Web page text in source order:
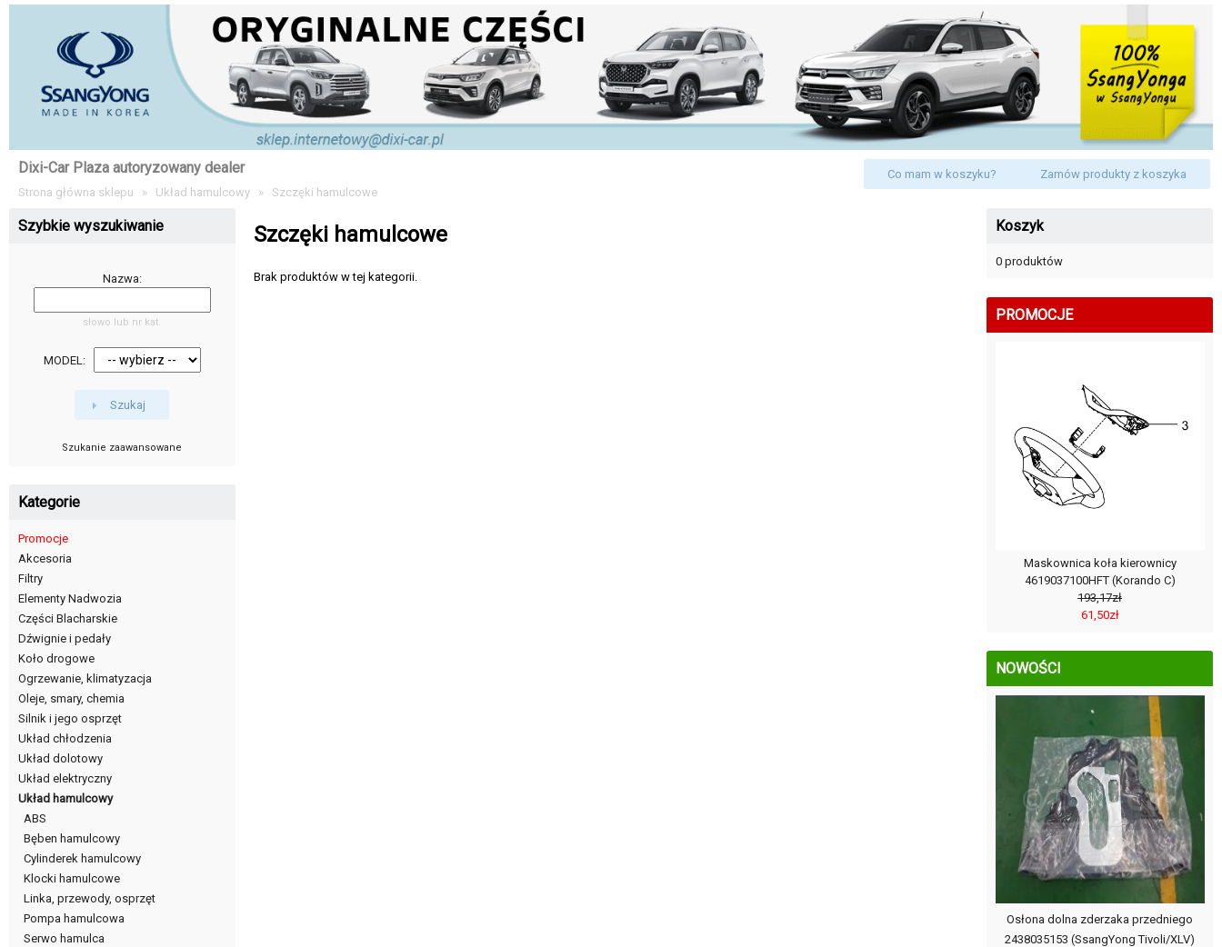
Dixi-Car Plaza autoryzowany dealer
Strona główna sklepu » Układ hamulcowy » Szczęki hamulcowe
Co mam w koszyku? Zamów produkty z koszyka
Szczęki hamulcowe
Brak produktów w tej kategorii.
Szybkie wyszukiwanie
Nazwa:
słowo lub nr kat.
MODEL:
Szukaj
Szukanie zaawansowane
Kategorie
Promocje
Akcesoria
Filtry
Elementy Nadwozia
Części Blacharskie
Dźwignie i pedały
Koło drogowe
Ogrzewanie, klimatyzacja
Oleje, smary, chemia
Silnik i jego osprzęt
Układ chłodzenia
Układ dolotowy
Układ elektryczny
Układ hamulcowy
ABS
Bęben hamulcowy
Cylinderek hamulcowy
Klocki hamulcowe
Linka, przewody, osprzęt
Pompa hamulcowa
Serwo hamulca
Koszyk
0 produktów
PROMOCJE
Maskownica koła kierownicy
4619037100HFT (Korando C)
193,17zł
61,50zł
NOWOŚCI
Osłona dolna zderzaka przedniego
2438035153 (SsangYong Tivoli/XLV)